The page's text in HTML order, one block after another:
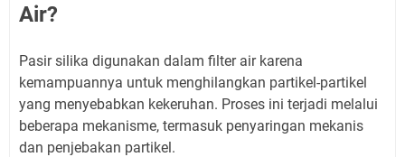
Air?
Pasir silika digunakan dalam filter air karena
kemampuannya untuk menghilangkan partikel-partikel
yang menyebabkan kekeruhan. Proses ini terjadi melalui
beberapa mekanisme, termasuk penyaringan mekanis
dan penjebakan partikel.